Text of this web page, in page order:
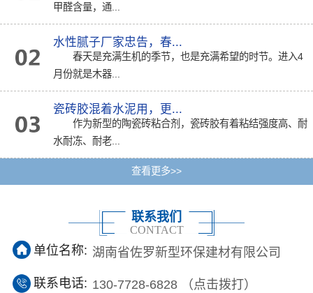
甲醛含量，通...
水性腻子厂家忠告，春...
春天是充满生机的季节，也是充满希望的时节。进入4
月份就是木器...
瓷砖胶混着水泥用，更...
作为新型的陶瓷砖粘合剂，瓷砖胶有着粘结强度高、耐
水耐冻、耐老...
查看更多>>
联系我们
CONTACT
单位名称: 湖南省佐罗新型环保建材有限公司
联系电话: 130-7728-6828（点击拨打）